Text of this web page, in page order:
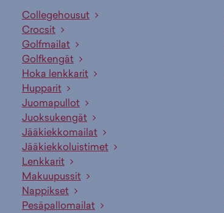
Collegehousut
Crocsit
Golfmailat
Golfkengät
Hoka lenkkarit
Hupparit
Juomapullot
Juoksukengät
Jääkiekkomailat
Jääkiekkoluistimet
Lenkkarit
Makuupussit
Nappikset
Pesäpallomailat